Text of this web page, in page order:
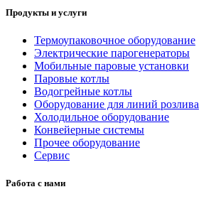
Продукты и услуги
Термоупаковочное оборудование
Электрические парогенераторы
Мобильные паровые установки
Паровые котлы
Водогрейные котлы
Оборудование для линий розлива
Холодильное оборудование
Конвейерные системы
Прочее оборудование
Сервис
Работа с нами